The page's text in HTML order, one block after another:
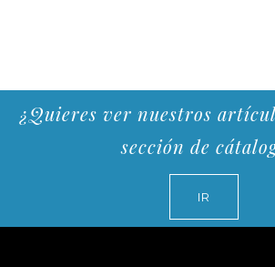
¿Quieres ver nuestros
sección de
IR